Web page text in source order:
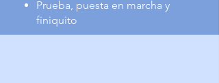
Prueba, puesta en marcha y
finiquito